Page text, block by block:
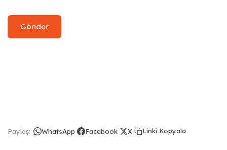
Paylaş: WhatsApp Facebook X Linki Kopyala